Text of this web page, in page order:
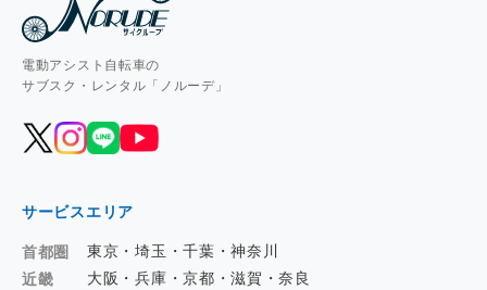
電動アシスト自転車の
サブスク・レンタル「ノルーデ」
サービスエリア
首都圏
東京・埼玉・千葉・神奈川
近畿
大阪・兵庫・京都・滋賀・奈良